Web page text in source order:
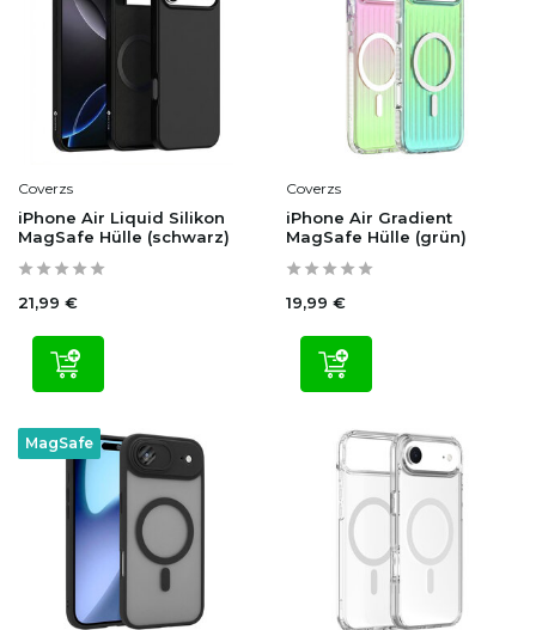
Coverzs
iPhone Air Liquid Silikon
MagSafe Hülle (schwarz)
21,99 €
Coverzs
iPhone Air Gradient
MagSafe Hülle (grün)
19,99 €
MagSafe